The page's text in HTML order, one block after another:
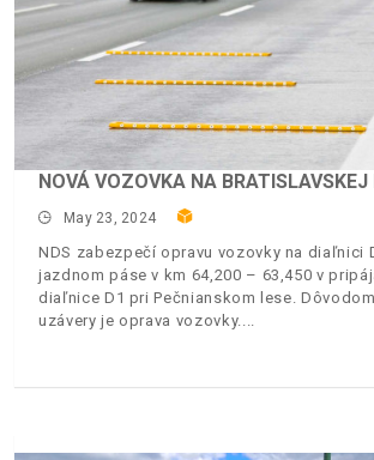
NOVÁ VOZOVKA NA BRATISLAVSKEJ
May 23, 2024
NDS zabezpečí opravu vozovky na diaľnici
jazdnom páse v km 64,200 – 63,450 v
diaľnice D1 pri Pečnianskom lese.
uzávery je oprava vozovky.